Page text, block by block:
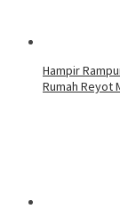
Hampir
Rumah Reyot